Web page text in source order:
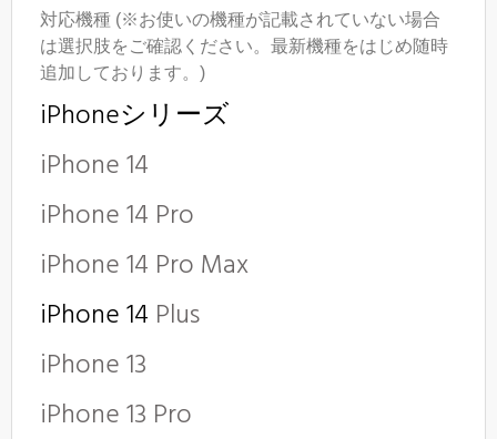
対応機種 (※お使いの機種が記載されていない場合
は選択肢をご確認ください。最新機種をはじめ随時
追加しております。)
iPhoneシリーズ
iPhone 14
iPhone 14 Pro
iPhone 14 Pro Max
iPhone 14 Plus
iPhone 13
iPhone 13 Pro